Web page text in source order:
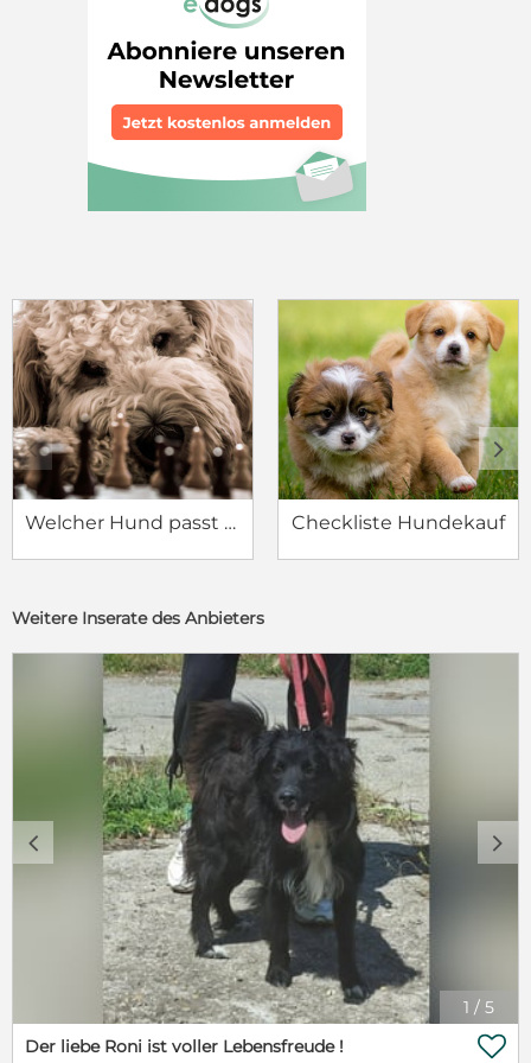
Welcher Hund passt zu mir? Checkliste Hundekauf
c d
Weitere Inserate des Anbieters
1 / 5
c d
Der liebe Roni ist voller Lebensfreude ! 